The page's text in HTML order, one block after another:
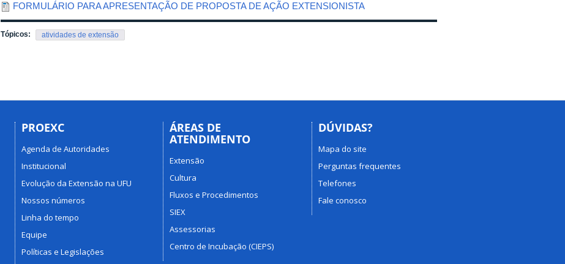
FORMULÁRIO PARA APRESENTAÇÃO DE PROPOSTA DE AÇÃO EXTENSIONISTA
Tópicos: atividades de extensão
PROEXC
Agenda de Autoridades
Institucional
Evolução da Extensão na UFU
Nossos números
Linha do tempo
Equipe
Políticas e Legislações
ÁREAS DE
ATENDIMENTO
Extensão
Cultura
Fluxos e Procedimentos
SIEX
Assessorias
Centro de Incubação (CIEPS)
DÚVIDAS?
Mapa do site
Perguntas frequentes
Telefones
Fale conosco